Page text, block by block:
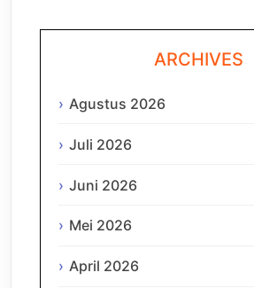
ARCHIVES
Agustus 2026
Juli 2026
Juni 2026
Mei 2026
April 2026